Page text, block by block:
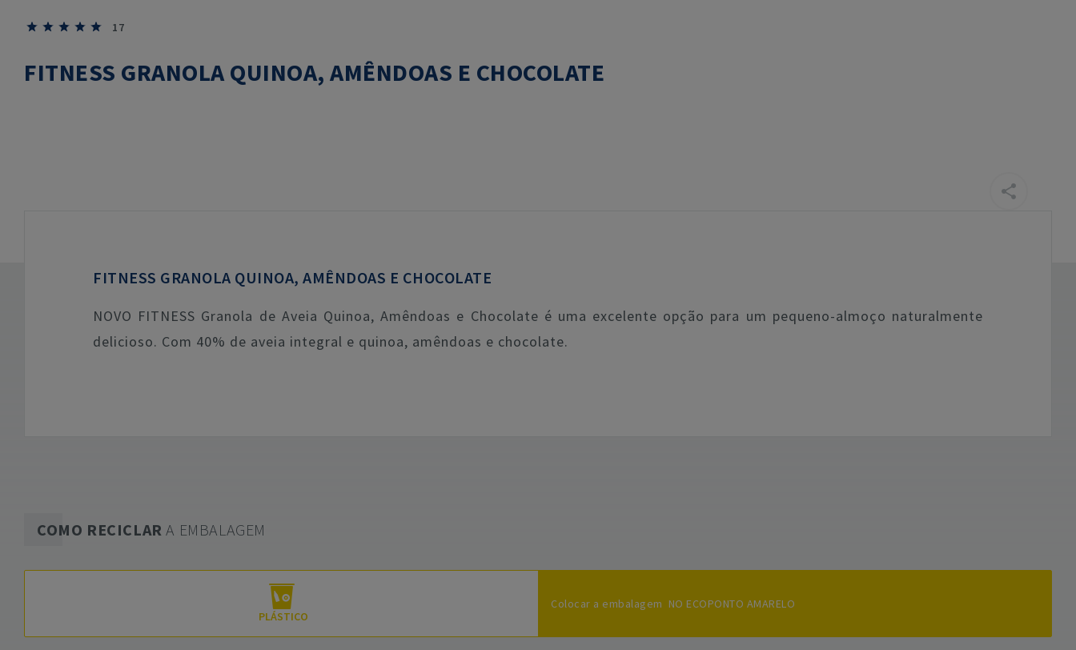
17
FITNESS GRANOLA QUINOA, AMÊNDOAS E CHOCOLATE
FITNESS GRANOLA QUINOA, AMÊNDOAS E CHOCOLATE
NOVO FITNESS Granola de Aveia Quinoa, Amêndoas e Chocolate é uma excelente opção para um pequeno-almoço naturalmente
delicioso. Com 40% de aveia integral e quinoa, amêndoas e chocolate.
COMO RECICLAR A EMBALAGEM
PLÁSTICO
Colocar a embalagem NO ECOPONTO AMARELO